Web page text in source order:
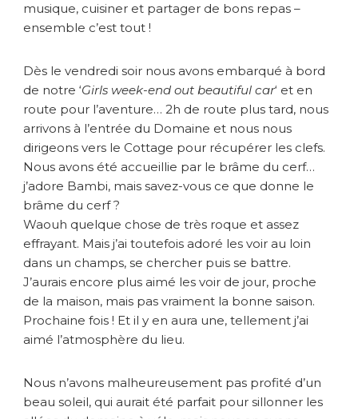
a
musique, cuisiner et partager de bons repas –
ensemble c’est tout !
Dès le vendredi soir nous avons embarqué à bord
de notre ‘Girls week-end out beautiful car‘ et en
route pour l’aventure… 2h de route plus tard, nous
arrivons à l’entrée du Domaine et nous nous
dirigeons vers le Cottage pour récupérer les clefs.
Nous avons été accueillie par le brâme du cerf…
j’adore Bambi, mais savez-vous ce que donne le
brâme du cerf ?
Waouh quelque chose de très roque et assez
effrayant. Mais j’ai toutefois adoré les voir au loin
dans un champs, se chercher puis se battre.
J’aurais encore plus aimé les voir de jour, proche
de la maison, mais pas vraiment la bonne saison.
Prochaine fois ! Et il y en aura une, tellement j’ai
aimé l’atmosphère du lieu.
Nous n’avons malheureusement pas profité d’un
beau soleil, qui aurait été parfait pour sillonner les